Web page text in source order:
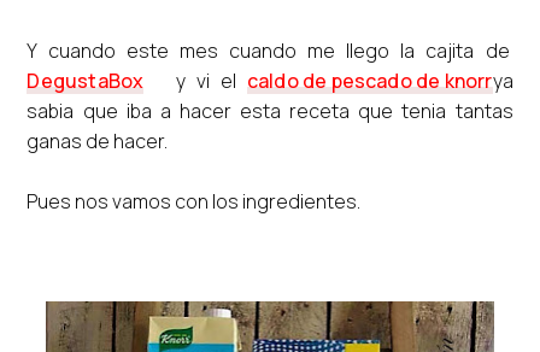
Y cuando este mes cuando me llego la cajita de
DegustaBox
y vi el caldo de pescado de knorrya
sabia que iba a hacer esta receta que tenia tantas
ganas de hacer.
Pues nos vamos con los ingredientes.